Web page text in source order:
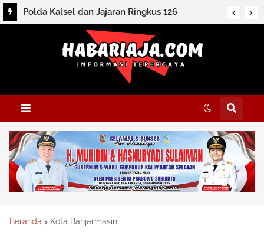
Polda Kalsel dan Jajaran Ringkus 126
Tersangka dan Sita Ratusan Barbuk
Beranda Kota Banjarmasin